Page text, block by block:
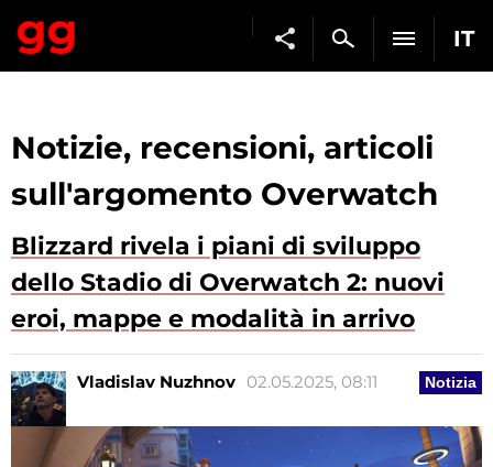
IT
Notizie, recensioni, articoli
sull'argomento Overwatch
Blizzard rivela i piani di sviluppo
dello Stadio di Overwatch 2: nuovi
eroi, mappe e modalità in arrivo
Notizia
Vladislav Nuzhnov 02.05.2025, 08:11